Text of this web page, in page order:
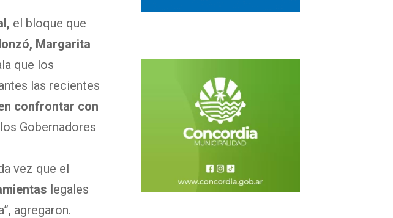
el bloque que
Margarita
que los
las recientes
confrontar con
Gobernadores
vez que el
legales
agregaron.